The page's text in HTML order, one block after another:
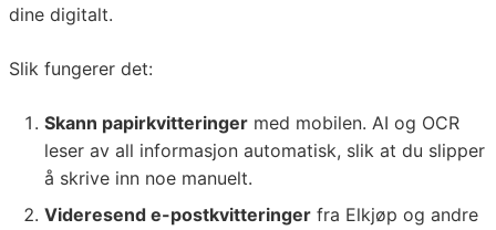
dine digitalt.
Slik fungerer det:
Skann papirkvitteringer med mobilen. AI og OCR
leser av all informasjon automatisk, slik at du slipper
å skrive inn noe manuelt.
Videresend e-postkvitteringer fra Elkjøp og andre